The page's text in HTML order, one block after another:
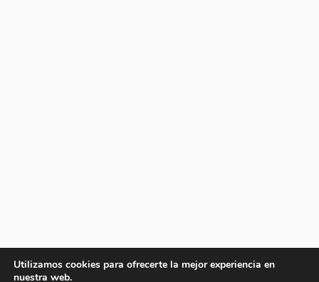
Utilizamos cookies para ofrecerte la mejor experiencia en
nuestra web.